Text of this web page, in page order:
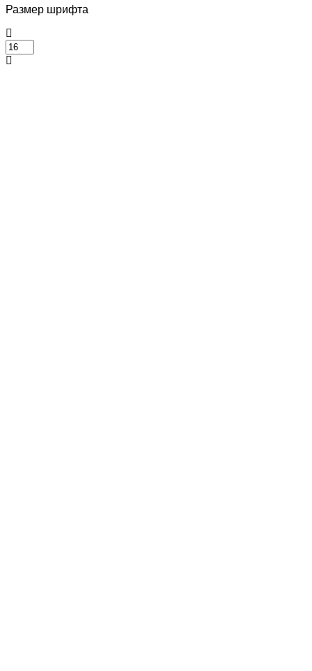
Размер шрифта